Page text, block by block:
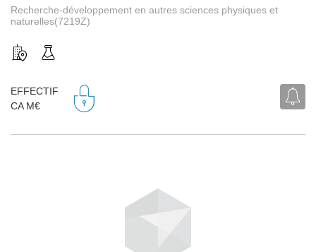
Recherche-développement en autres sciences physiques et
naturelles(7219Z)
EFFECTIF
CA M€